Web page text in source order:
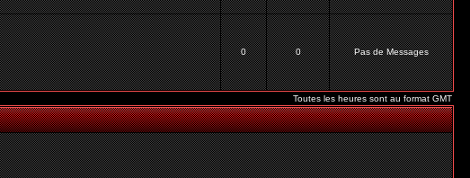
0 0 Pas de Messages
Toutes les heures sont au format GMT